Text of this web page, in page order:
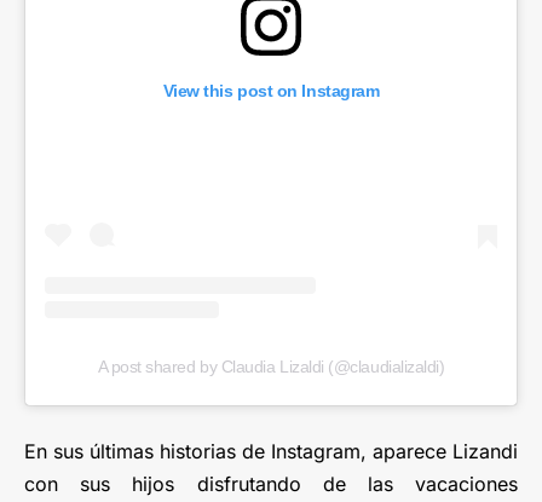
View this post on Instagram
A post shared by Claudia Lizaldi (@claudializaldi)
En sus últimas historias de Instagram, aparece Lizandi
con sus hijos disfrutando de las vacaciones